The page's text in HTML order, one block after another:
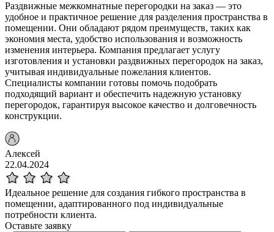
Раздвижные межкомнатные перегородки на заказ — это
удобное и практичное решение для разделения пространства в
помещении. Они обладают рядом преимуществ, таких как
экономия места, удобство использования и возможность
изменения интерьера. Компания предлагает услугу
изготовления и установки раздвижных перегородок на заказ,
учитывая индивидуальные пожелания клиентов.
Специалисты компании готовы помочь подобрать
подходящий вариант и обеспечить надежную установку
перегородок, гарантируя высокое качество и долговечность
конструкции.
Алексей
22.04.2024
Идеальное решение для создания гибкого пространства в
помещении, адаптированного под индивидуальные
потребности клиента.
Оставьте заявку